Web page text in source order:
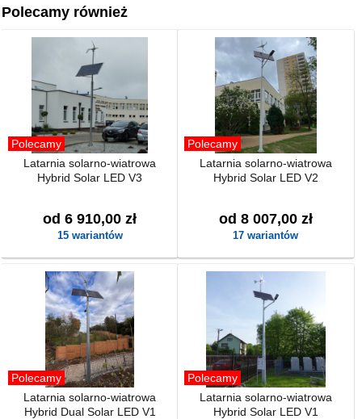
Polecamy również
Polecamy
Latarnia solarno-wiatrowa
Hybrid Solar LED V3
od 6 910,00 zł
15 wariantów
Polecamy
Latarnia solarno-wiatrowa
Hybrid Solar LED V2
od 8 007,00 zł
17 wariantów
Polecamy
Latarnia solarno-wiatrowa
Hybrid Dual Solar LED V1
Polecamy
Latarnia solarno-wiatrowa
Hybrid Solar LED V1